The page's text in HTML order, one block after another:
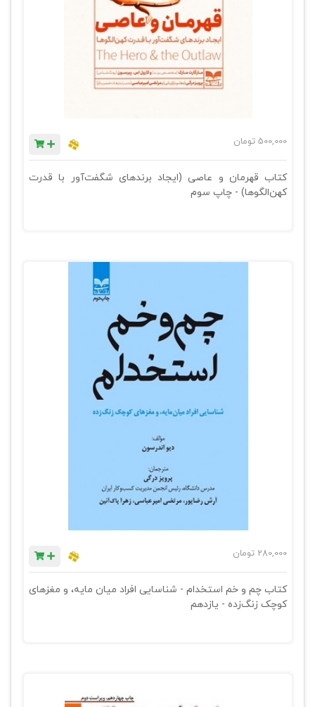
500,000 تومان
کتاب قهرمان و عاصی (ایجاد برندهای شگفت‌آور با قدرت
کهن‌الگوها) - چاپ سوم
280,000 تومان
کتاب چم و خم استخدام - شناسایی افراد میان مایه، و مغزهای
کوچک زنگ‌زده - یازدهم